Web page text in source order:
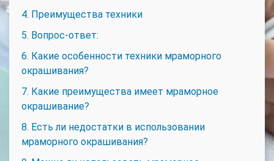
4. Преимущества техники
5. Вопрос-ответ:
6. Какие особенности техники мраморного
окрашивания?
7. Какие преимущества имеет мраморное
окрашивание?
8. Есть ли недостатки в использовании
мраморного окрашивания?